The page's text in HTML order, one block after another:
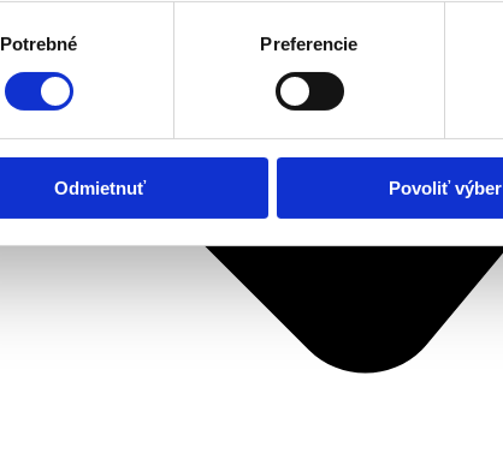
Potrebné Preferencie
Odmietnuť Povoliť výber